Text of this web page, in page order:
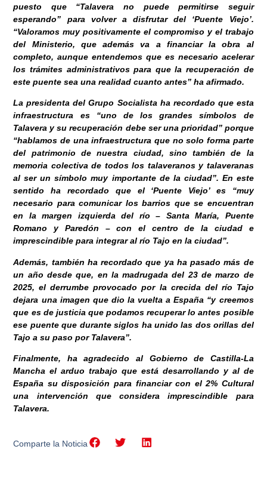
puesto que “Talavera no puede permitirse seguir
esperando” para volver a disfrutar del ‘Puente Viejo’.
“Valoramos muy positivamente el compromiso y el trabajo
del Ministerio, que además va a financiar la obra al
completo, aunque entendemos que es necesario acelerar
los trámites administrativos para que la recuperación de
este puente sea una realidad cuanto antes” ha afirmado.
La presidenta del Grupo Socialista ha recordado que esta
infraestructura es “uno de los grandes símbolos de
Talavera y su recuperación debe ser una prioridad” porque
“hablamos de una infraestructura que no solo forma parte
del patrimonio de nuestra ciudad, sino también de la
memoria colectiva de todos los talaveranos y talaveranas
al ser un símbolo muy importante de la ciudad”. En este
sentido ha recordado que el ‘Puente Viejo’ es “muy
necesario para comunicar los barrios que se encuentran
en la margen izquierda del río – Santa María, Puente
Romano y Paredón – con el centro de la ciudad e
imprescindible para integrar al río Tajo en la ciudad”.
Además, también ha recordado que ya ha pasado más de
un año desde que, en la madrugada del 23 de marzo de
2025, el derrumbe provocado por la crecida del río Tajo
dejara una imagen que dio la vuelta a España “y creemos
que es de justicia que podamos recuperar lo antes posible
ese puente que durante siglos ha unido las dos orillas del
Tajo a su paso por Talavera”.
Finalmente, ha agradecido al Gobierno de Castilla-La
Mancha el arduo trabajo que está desarrollando y al de
España su disposición para financiar con el 2% Cultural
una intervención que considera imprescindible para
Talavera.
Comparte la Noticia